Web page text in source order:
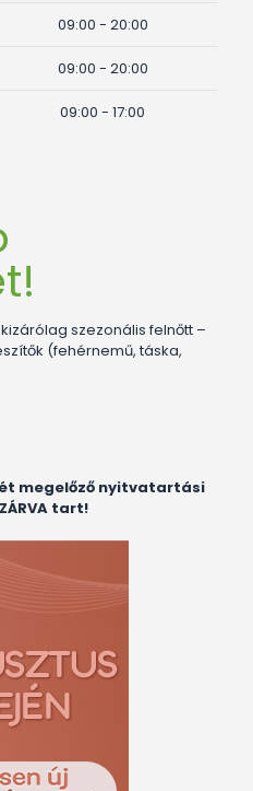
09:00 - 20:00
09:00 - 20:00
09:00 - 17:00
szezonális felnőtt –
(fehérnemű, táska,
megelőző nyitvatartási
tart!